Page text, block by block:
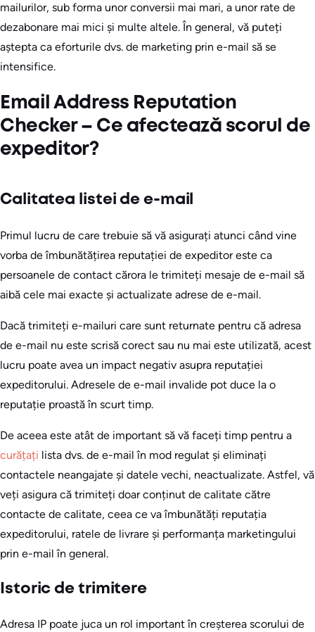
mailurilor, sub forma unor conversii mai mari, a unor rate de
dezabonare mai mici și multe altele. În general, vă puteți
aștepta ca eforturile dvs. de marketing prin e-mail să se
intensifice.
Email Address Reputation
Checker – Ce afectează scorul de
expeditor?
Calitatea listei de e-mail
Primul lucru de care trebuie să vă asigurați atunci când vine
vorba de îmbunătățirea reputației de expeditor este ca
persoanele de contact cărora le trimiteți mesaje de e-mail să
aibă cele mai exacte și actualizate adrese de e-mail.
Dacă trimiteți e-mailuri care sunt returnate pentru că adresa
de e-mail nu este scrisă corect sau nu mai este utilizată, acest
lucru poate avea un impact negativ asupra reputației
expeditorului. Adresele de e-mail invalide pot duce la o
reputație proastă în scurt timp.
De aceea este atât de important să vă faceți timp pentru a
curățați lista dvs. de e-mail în mod regulat și eliminați
contactele neangajate și datele vechi, neactualizate. Astfel, vă
veți asigura că trimiteți doar conținut de calitate către
contacte de calitate, ceea ce va îmbunătăți reputația
expeditorului, ratele de livrare și performanța marketingului
prin e-mail în general.
Istoric de trimitere
Adresa IP poate juca un rol important în creșterea scorului de